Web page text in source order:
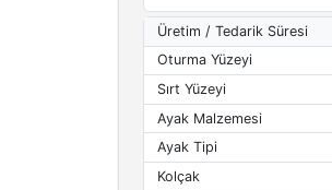
Üretim / Tedarik Süresi
Oturma Yüzeyi
Sırt Yüzeyi
Ayak Malzemesi
Ayak Tipi
Kolçak